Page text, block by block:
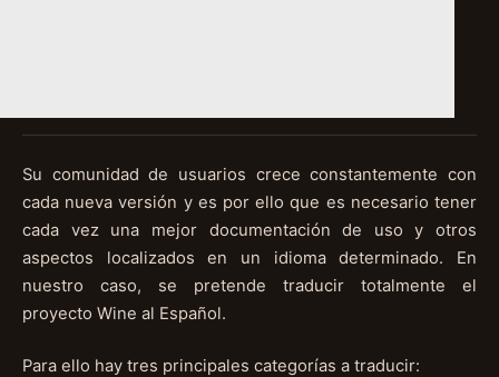
Su comunidad de usuarios crece constantemente con
cada nueva versión y es por ello que es necesario tener
cada vez una mejor documentación de uso y otros
aspectos localizados en un idioma determinado. En
nuestro caso, se pretende traducir totalmente el
proyecto Wine al Español.
Para ello hay tres principales categorías a traducir: